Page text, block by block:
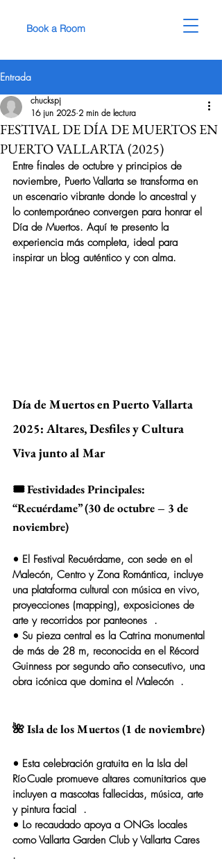
Book a Room
Entrada
FESTIVAL DE DÍA DE MUERTOS EN
PUERTO VALLARTA (2025)
chuckspj
16 jun 2025 2 min de lectura
Entre finales de octubre y principios de
noviembre, Puerto Vallarta se transforma en
un escenario vibrante donde lo ancestral y
lo contemporáneo convergen para honrar el
Día de Muertos. Aquí te presento la
experiencia más completa, ideal para
inspirar un blog auténtico y con alma.
Día de Muertos en Puerto Vallarta
2025: Altares, Desfiles y Cultura
Viva junto al Mar
🎟️ Festividades Principales:
“Recuérdame” (30 de octubre – 3 de
noviembre)
• El Festival Recuérdame, con sede en el
Malecón, Centro y Zona Romántica, incluye
una plataforma cultural con música en vivo,
proyecciones (mapping), exposiciones de
arte y recorridos por panteones  .
• Su pieza central es la Catrina monumental
de más de 28 m, reconocida en el Récord
Guinness por segundo año consecutivo, una
obra icónica que domina el Malecón  .
🌺 Isla de los Muertos (1 de noviembre)
• Esta celebración gratuita en la Isla del
Río Cuale promueve altares comunitarios que
incluyen a mascotas fallecidas, música, arte
y pintura facial  .
• Lo recaudado apoya a ONGs locales
como Vallarta Garden Club y Vallarta Cares
.